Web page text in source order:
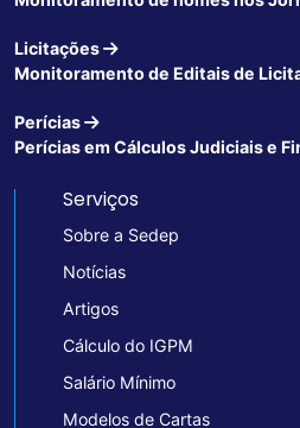
Licitações
Monitoramento de Editais de
Perícias
Perícias em Cálculos Judiciais e
Serviços
Sobre a Sedep
Notícias
Artigos
Cálculo do IGPM
Salário Mínimo
Modelos de Cartas